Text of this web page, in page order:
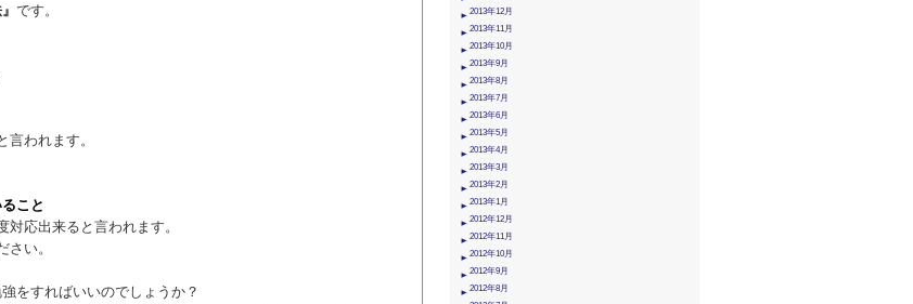
』 です。
言われます。
こと
応出来ると言われます。
い。
をすればいいのでしょうか？
2013年12月
2013年11月
2013年10月
2013年9月
2013年8月
2013年7月
2013年6月
2013年5月
2013年4月
2013年3月
2013年2月
2013年1月
2012年12月
2012年11月
2012年10月
2012年9月
2012年8月